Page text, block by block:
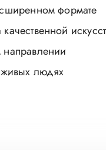
формате
живых людях